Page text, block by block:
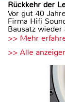
Rückkehr der
Vor gut 40
Firma Hifi
Bausatz wieder
>> Mehr
>> Alle